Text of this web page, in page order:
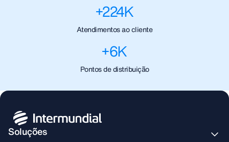
+224K
Atendimentos ao cliente
+6K
Pontos de distribuição
Soluções